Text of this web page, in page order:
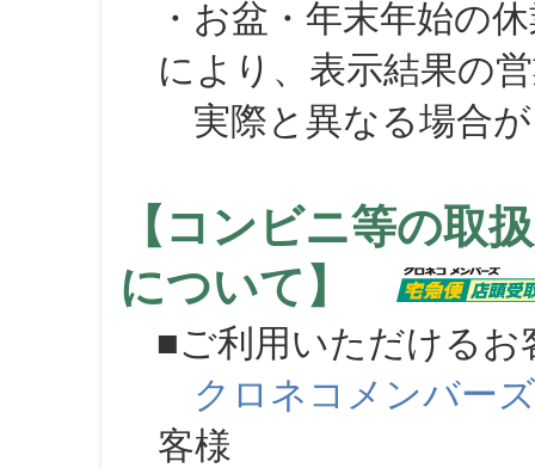
・お盆・年末年始の
により、表示結果の
実際と異なる場合が
【コンビニ等の取
について】
■ご利用いただけるお
クロネコメンバーズ
客様